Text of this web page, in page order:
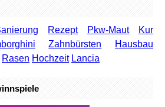
Rezept Pkw-Maut
Kur
Zahnbürsten
Hausbau
Rasen Hochzeit Lancia